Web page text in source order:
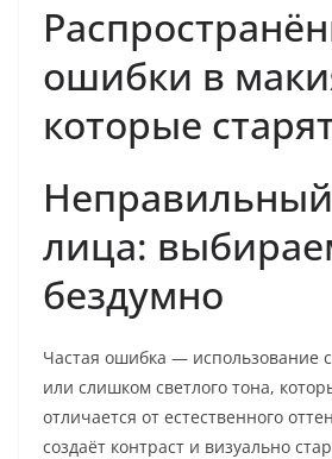
ошибки в
которые
лица:
бездумно
Частая ошибка — использование
или слишком светлого тона,
отличается от естественного
создаёт контраст и визуально